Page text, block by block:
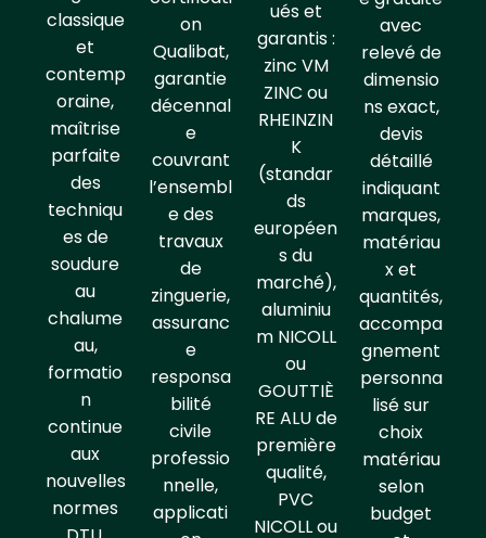
classique
et
contemp
oraine,
maîtrise
parfaite
des
techniqu
es de
soudure
au
chalume
au,
formatio
n
continue
aux
nouvelles
normes
on
Qualibat,
garantie
décennal
e
couvrant
l’ensembl
e des
travaux
de
zinguerie,
assuranc
e
responsa
bilité
civile
professio
nnelle,
applicati
ués et
garantis :
zinc VM
ZINC ou
RHEINZIN
K
(standar
ds
européen
s du
marché),
aluminiu
m NICOLL
ou
GOUTTIÈ
RE ALU de
première
qualité,
PVC
NICOLL ou
avec
relevé de
dimensio
ns exact,
devis
détaillé
indiquant
marques,
matériau
x et
quantités,
accompa
gnement
personna
lisé sur
choix
matériau
selon
budget